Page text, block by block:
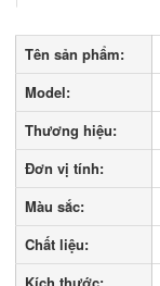
Tên sản phẩm:
Model:
Thương hiệu:
Đơn vị tính:
Màu sắc:
Chất liệu:
Kích thước: